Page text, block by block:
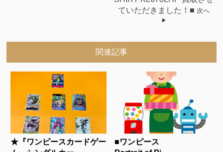
ていただきました！■ 次へ
関連記事
★『ワンピースカードゲー
■ワンピース